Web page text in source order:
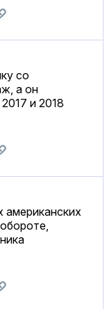
со
а он
и 2018
американских